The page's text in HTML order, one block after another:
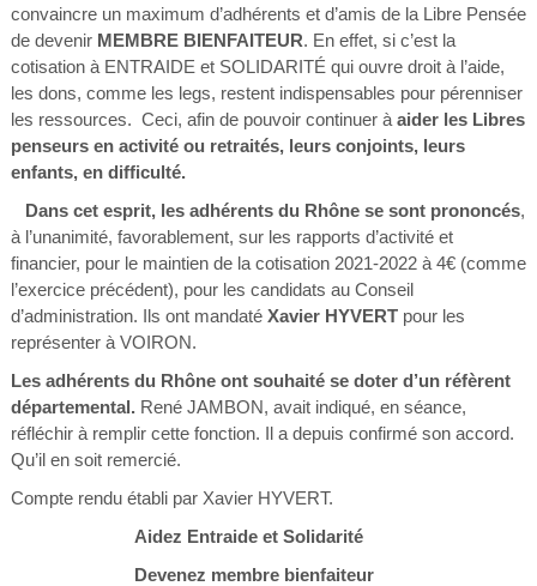
convaincre un maximum d’adhérents et d’amis de la Libre Pensée
de devenir MEMBRE BIENFAITEUR. En effet, si c’est la
cotisation à ENTRAIDE et SOLIDARITÉ qui ouvre droit à l’aide,
les dons, comme les legs, restent indispensables pour pérenniser
les ressources. Ceci, afin de pouvoir continuer à aider les Libres
penseurs en activité ou retraités, leurs conjoints, leurs
enfants, en difficulté.
Dans cet esprit, les adhérents du Rhône se sont prononcés,
à l’unanimité, favorablement, sur les rapports d’activité et
financier, pour le maintien de la cotisation 2021-2022 à 4€ (comme
l’exercice précédent), pour les candidats au Conseil
d’administration. Ils ont mandaté Xavier HYVERTpour les
représenter à VOIRON.
Les adhérents du Rhône ont souhaité se doter d’un réfèrent
départemental.René JAMBON, avait indiqué, en séance,
réfléchir à remplir cette fonction. Il a depuis confirmé son accord.
Qu’il en soit remercié.
Compte rendu établi par Xavier HYVERT.
Aidez Entraide et Solidarité
Devenez membre bienfaiteur